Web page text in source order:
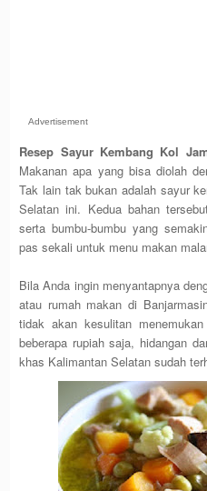
Advertisement
Resep Sayur Kembang Kol
Makanan apa yang bisa diolah
Tak lain tak bukan adalah sayur
Selatan ini. Kedua bahan
serta bumbu-bumbu yang
pas sekali untuk menu makan
Bila Anda ingin menyantapnya
atau rumah makan di
tidak akan kesulitan
beberapa rupiah saja, hidangan
khas Kalimantan Selatan sudah